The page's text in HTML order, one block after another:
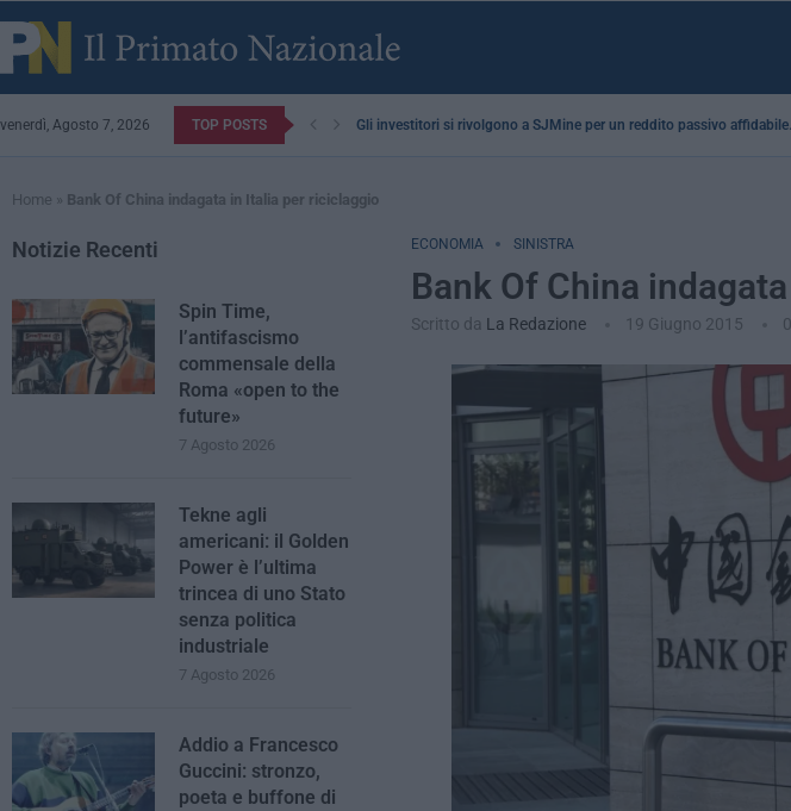
venerdì, Agosto 7, 2026 TOP POSTS Gli investitori si rivolgono a SJMine per un reddito passivo affidabile...
Home » Bank Of China indagata in Italia per riciclaggio
ECONOMIA SINISTRA
Bank Of China
Scritto da La Redazione 19 Giugno 2015
Notizie Recenti
Spin Time,
l’antifascismo
commensale della
Roma «open to the
future»
7 Agosto 2026
Tekne agli
americani: il Golden
Power è l’ultima
trincea di uno Stato
senza politica
industriale
7 Agosto 2026
Addio a Francesco
Guccini: stronzo,
poeta e buffone di